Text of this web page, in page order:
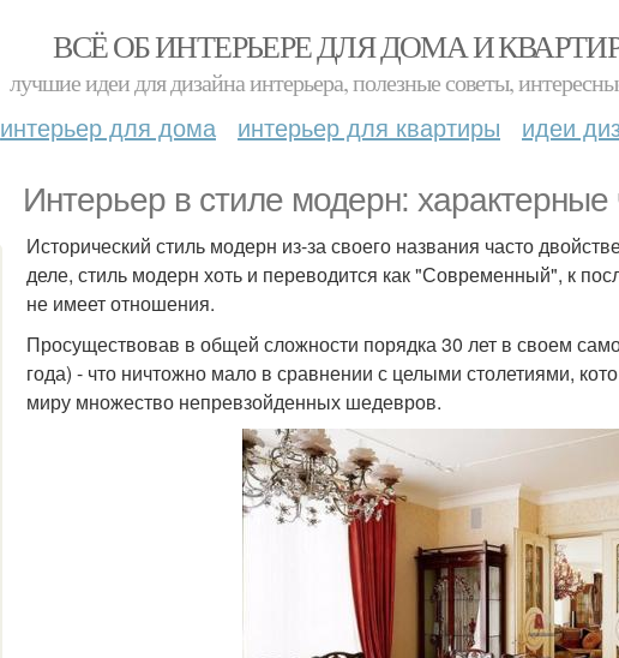
ВСЁ ОБ ИНТЕРЬЕРЕ ДЛЯ ДОМА И
лучшие идеи для дизайна интерьера, полезные советы,
интерьер для дома интерьер для квартиры идеи
Интерьер в стиле модерн: характерные
Исторический стиль модерн из-за своего названия часто
деле, стиль модерн хоть и переводится как "Современный", к
не имеет отношения.
Просуществовав в общей сложности порядка 30 лет в своем
года) - что ничтожно мало в сравнении с целыми столетиями,
миру множество непревзойденных шедевров.